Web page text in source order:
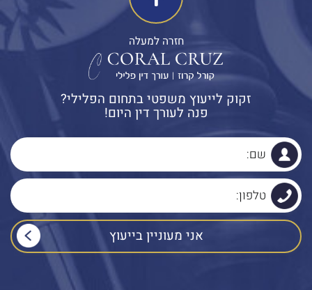
חזרה למעלה
זקוק לייעוץ משפטי בתחום הפלילי?
פנה לעורך דין היום!